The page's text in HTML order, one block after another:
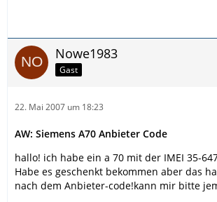
Nowe1983
Gast
22. Mai 2007 um 18:23
AW: Siemens A70 Anbieter Code
hallo! ich habe ein a 70 mit der IMEI 35-
Habe es geschenkt bekommen aber das
nach dem Anbieter-code!kann mir bitte